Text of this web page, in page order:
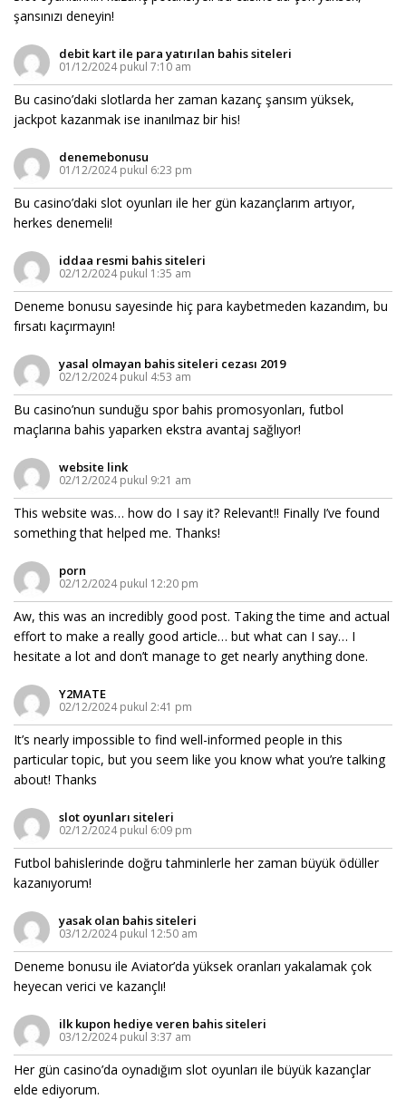
şansınızı deneyin!
debit kart ile para yatırılan bahis siteleri
01/12/2024 pukul 7:10 am
Bu casino’daki slotlarda her zaman kazanç şansım yüksek,
jackpot kazanmak ise inanılmaz bir his!
denemebonusu
01/12/2024 pukul 6:23 pm
Bu casino’daki slot oyunları ile her gün kazançlarım artıyor,
herkes denemeli!
iddaa resmi bahis siteleri
02/12/2024 pukul 1:35 am
Deneme bonusu sayesinde hiç para kaybetmeden kazandım, bu
fırsatı kaçırmayın!
yasal olmayan bahis siteleri cezası 2019
02/12/2024 pukul 4:53 am
Bu casino’nun sunduğu spor bahis promosyonları, futbol
maçlarına bahis yaparken ekstra avantaj sağlıyor!
website link
02/12/2024 pukul 9:21 am
This website was… how do I say it? Relevant!! Finally I’ve found
something that helped me. Thanks!
porn
02/12/2024 pukul 12:20 pm
Aw, this was an incredibly good post. Taking the time and actual
effort to make a really good article… but what can I say… I
hesitate a lot and don’t manage to get nearly anything done.
Y2MATE
02/12/2024 pukul 2:41 pm
It’s nearly impossible to find well-informed people in this
particular topic, but you seem like you know what you’re talking
about! Thanks
slot oyunları siteleri
02/12/2024 pukul 6:09 pm
Futbol bahislerinde doğru tahminlerle her zaman büyük ödüller
kazanıyorum!
yasak olan bahis siteleri
03/12/2024 pukul 12:50 am
Deneme bonusu ile Aviator’da yüksek oranları yakalamak çok
heyecan verici ve kazançlı!
ilk kupon hediye veren bahis siteleri
03/12/2024 pukul 3:37 am
Her gün casino’da oynadığım slot oyunları ile büyük kazançlar
elde ediyorum.